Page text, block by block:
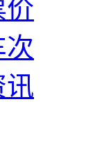
价
次
讯